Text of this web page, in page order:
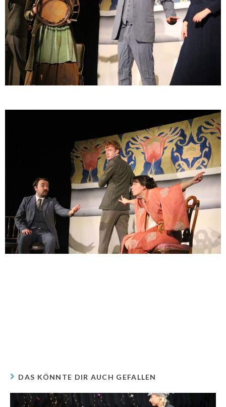
DAS KÖNNTE DIR AUCH GEFALLEN